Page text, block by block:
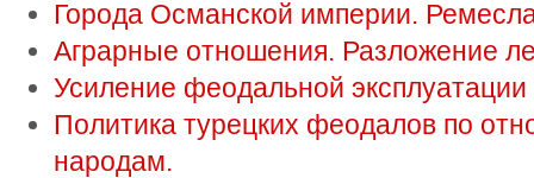
Города Османской империи.
Аграрные отношения. Разложение
Усиление феодальной эксплуатации
Политика турецких феодалов по
народам.